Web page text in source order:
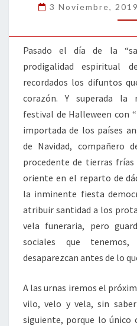
3 Noviembre,
Pasado el día de la
prodigalidad espiritual
recordados los difuntos
corazón. Y superada la
festival de Halleween con
importada de los países
de Navidad, compañero
procedente de tierras frías
oriente en el reparto de
la inminente fiesta
atribuir santidad a los
vela funeraria, pero
sociales que
desaparezcan antes de lo
A las urnas iremos el
vilo, velo y vela, sin
siguiente, porque lo único